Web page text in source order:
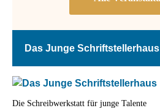
Das Junge Schriftstellerhaus
Die Schreibwerkstatt für junge Talente